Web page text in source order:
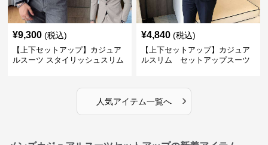
¥9,300 (税込)
【上下セットアップ】カジュア
ルスーツ スタイリッシュスリム
¥4,840 (税込)
【上下セットアップ】カジュア
ルスリム セットアップスーツ
人気アイテム一覧へ ›